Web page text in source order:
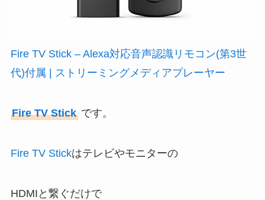
Fire TV Stick – Alexa対応音声認識リモコン(第3世
代)付属 | ストリーミングメディアプレーヤー
Fire TV Stickです。
Fire TV Stickはテレビやモニターの
HDMIと繋ぐだけで